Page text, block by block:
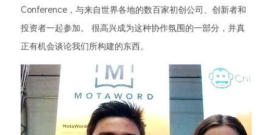
Conference，与来自世界各地的数百家初创公司、创新者和
投资者一起参加。 很高兴成为这种协作氛围的一部分，并真
正有机会谈论我们所构建的东西。